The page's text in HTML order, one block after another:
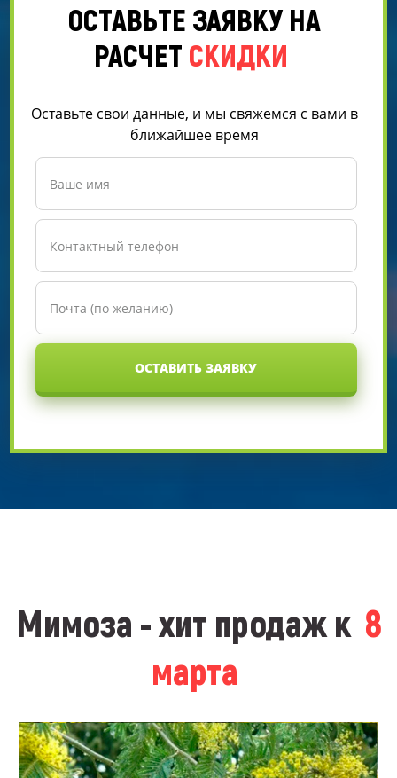
ОСТАВЬТЕ ЗАЯВКУ НА
РАСЧЕТ СКИДКИ
Оставьте свои данные, и мы свяжемся с вами в
ближайшее время
ОСТАВИТЬ ЗАЯВКУ
Мимоза - хит продаж к 8
марта